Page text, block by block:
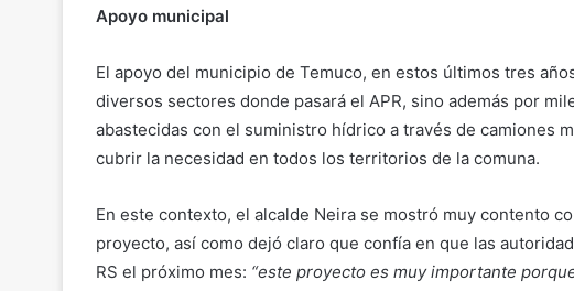
Apoyo municipal
El apoyo del municipio de Temuco, en estos últimos tres
diversos sectores donde pasará el APR, sino además por
abastecidas con el suministro hídrico a través de camiones
cubrir la necesidad en todos los territorios de la comuna.
En este contexto, el alcalde Neira se mostró muy contento
proyecto, así como dejó claro que confía en que las
RS el próximo mes: “este proyecto es muy importante